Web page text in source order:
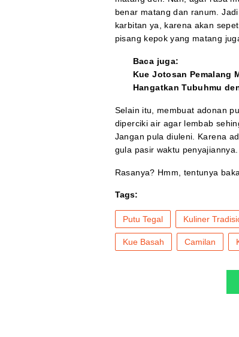
benar matang dan ranum.
karbitan ya, karena akan
pisang kepok yang matang
Baca juga:
Kue Jotosan Pemalang
Hangatkan Tubuhmu
Selain itu, membuat adonan
diperciki air agar lembab
Jangan pula diuleni. Karena
gula pasir waktu penyajiannya.
Rasanya? Hmm, tentunya
Tags:
Putu Tegal Kuliner
Kue Basah Camilan